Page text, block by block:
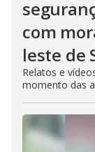
com
leste de
Relatos e
momento das